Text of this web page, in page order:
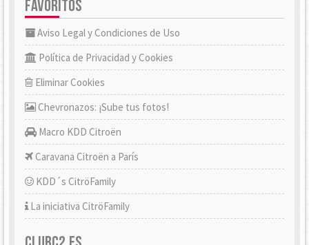
FAVORITOS
Aviso Legal y Condiciones de Uso
Política de Privacidad y Cookies
Eliminar Cookies
Chevronazos: ¡Sube tus fotos!
Macro KDD Citroën
Caravana Citroën a París
KDD´s CitröFamily
La iniciativa CitröFamily